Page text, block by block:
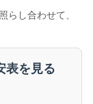
らし合わせて、
表を見る